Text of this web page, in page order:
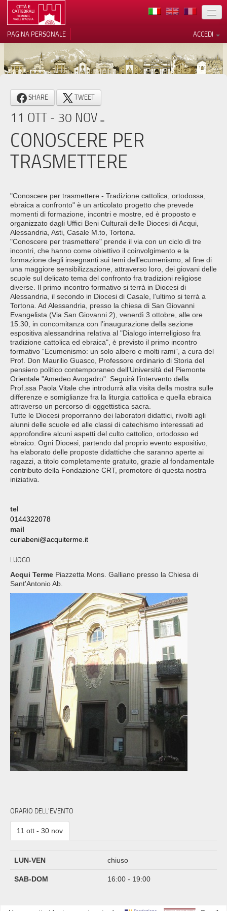
TERRITORIO
ARCHITETTURE
MUSEI
ITINERARI
EVENTI
CONTATTI
PRESS
ACCEDI
PAGINA PERSONALE
SHARE TWEET
11 OTT - 30 NOV
CONOSCERE PER
TRASMETTERE
"Conoscere per trasmettere - Tradizione cattolica, ortodossa,
ebraica a confronto" è un articolato progetto che prevede
momenti di formazione, incontri e mostre, ed è proposto e
organizzato dagli Uffici Beni Culturali delle Diocesi di Acqui,
Alessandria, Asti, Casale M.to, Tortona.
"Conoscere per trasmettere" prende il via con un ciclo di tre
incontri, che hanno come obiettivo il coinvolgimento e la
formazione degli insegnanti sui temi dell’ecumenismo, al fine di
una maggiore sensibilizzazione, attraverso loro, dei giovani delle
scuole sul delicato tema del confronto fra tradizioni religiose
diverse. Il primo incontro formativo si terrà in Diocesi di
Alessandria, il secondo in Diocesi di Casale, l'ultimo si terrà a
Tortona. Ad Alessandria, presso la chiesa di San Giovanni
Evangelista (Via San Giovanni 2), venerdì 3 ottobre, alle ore
15.30, in concomitanza con l’inaugurazione della sezione
espositiva alessandrina relativa al "Dialogo interreligioso fra
tradizione cattolica ed ebraica", è previsto il primo incontro
formativo “Ecumenismo: un solo albero e molti rami”, a cura del
Prof. Don Maurilio Guasco, Professore ordinario di Storia del
pensiero politico contemporaneo dell’Università del Piemonte
Orientale "Amedeo Avogadro". Seguirà l’intervento della
Prof.ssa Paola Vitale che introdurrà alla visita della mostra sulle
differenze e somiglianze fra la liturgia cattolica e quella ebraica
attraverso un percorso di oggettistica sacra.
Tutte le Diocesi proporranno dei laboratori didattici, rivolti agli
alunni delle scuole ed alle classi di catechismo interessati ad
approfondire alcuni aspetti del culto cattolico, ortodosso ed
ebraico. Ogni Diocesi, partendo dal proprio evento espositivo,
ha elaborato delle proposte didattiche che saranno aperte ai
ragazzi, a titolo completamente gratuito, grazie al fondamentale
contributo della Fondazione CRT, promotore di questa nostra
iniziativa.
tel
0144322078
mail
curiabeni@acquiterme.it
LUOGO
Acqui Terme Piazzetta Mons. Galliano presso la Chiesa di
Sant'Antonio Ab.
ORARIO DELL'EVENTO
11 ott - 30 nov
LUN-VEN chiuso
SAB-DOM 16:00 - 19:00
Informativa sulla raccolta
Le tue preferenze relative alla